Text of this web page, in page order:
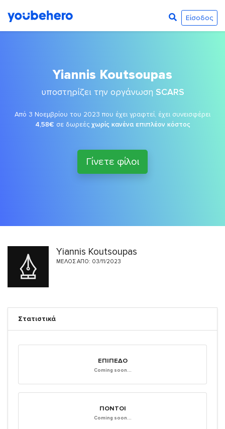
Είσοδος
Yiannis Koutsoupas
υποστηρίζει την οργάνωση SCARS
Από 3 Νοεμβρίου του 2023 που έχει γραφτεί, έχει συνεισφέρει
4,58€ σε δωρεές χωρίς κανένα επιπλέον κόστος
Γίνετε φίλοι
Yiannis Koutsoupas
ΜΈΛΟΣ ΑΠΌ: 03/11/2023
Στατιστικά
ΕΠΊΠΕΔΟ
Coming soon...
ΠΌΝΤΟΙ
Coming soon...